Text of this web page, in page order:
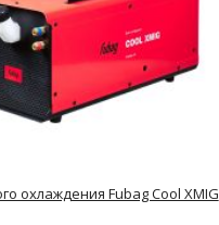
охлаждения Fubag Cool XMIG